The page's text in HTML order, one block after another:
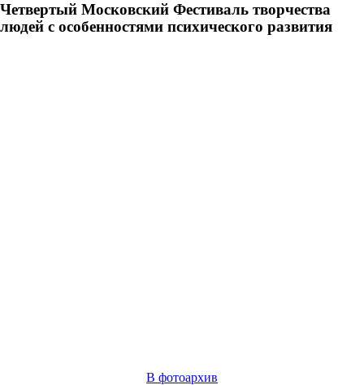
Четвертый Московский Фестиваль творчества
людей с особенностями психического развития
В фотоархив